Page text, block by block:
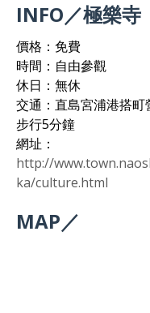
INFO／極樂寺
價格：免費
時間：自由參觀
休日：無休
交通：直島宮浦港搭
步行5分鐘
網址：
http://
ka/culture.html
MAP／